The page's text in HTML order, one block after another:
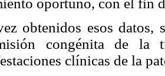
obtenidos esos datos,
congénita de la
clínicas de la